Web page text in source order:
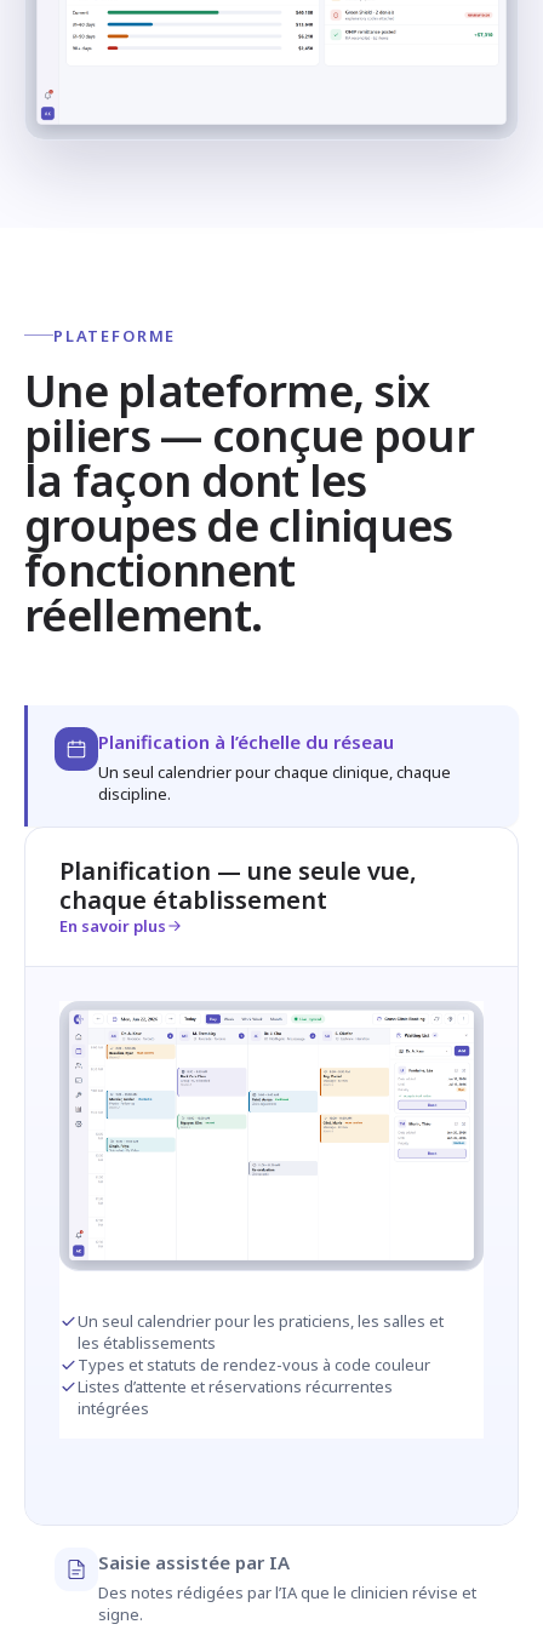
PLATEFORME
Une plateforme, six
piliers — conçue pour
la façon dont les
groupes de cliniques
fonctionnent
réellement.
Planification à l’échelle du réseau
Un seul calendrier pour chaque clinique, chaque
discipline.
Planification — une seule vue,
chaque établissement
En savoir plus
Un seul calendrier pour les praticiens, les salles et
les établissements
Types et statuts de rendez-vous à code couleur
Listes d’attente et réservations récurrentes
intégrées
Saisie assistée par IA
Des notes rédigées par l’IA que le clinicien révise et
signe.